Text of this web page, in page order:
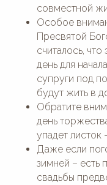
совместной
Особое
Пресвятой
считалось,
день для
супруги под
будут жить в
Обратите
день
упадет листок
Даже если
зимней – есть
свадьбы